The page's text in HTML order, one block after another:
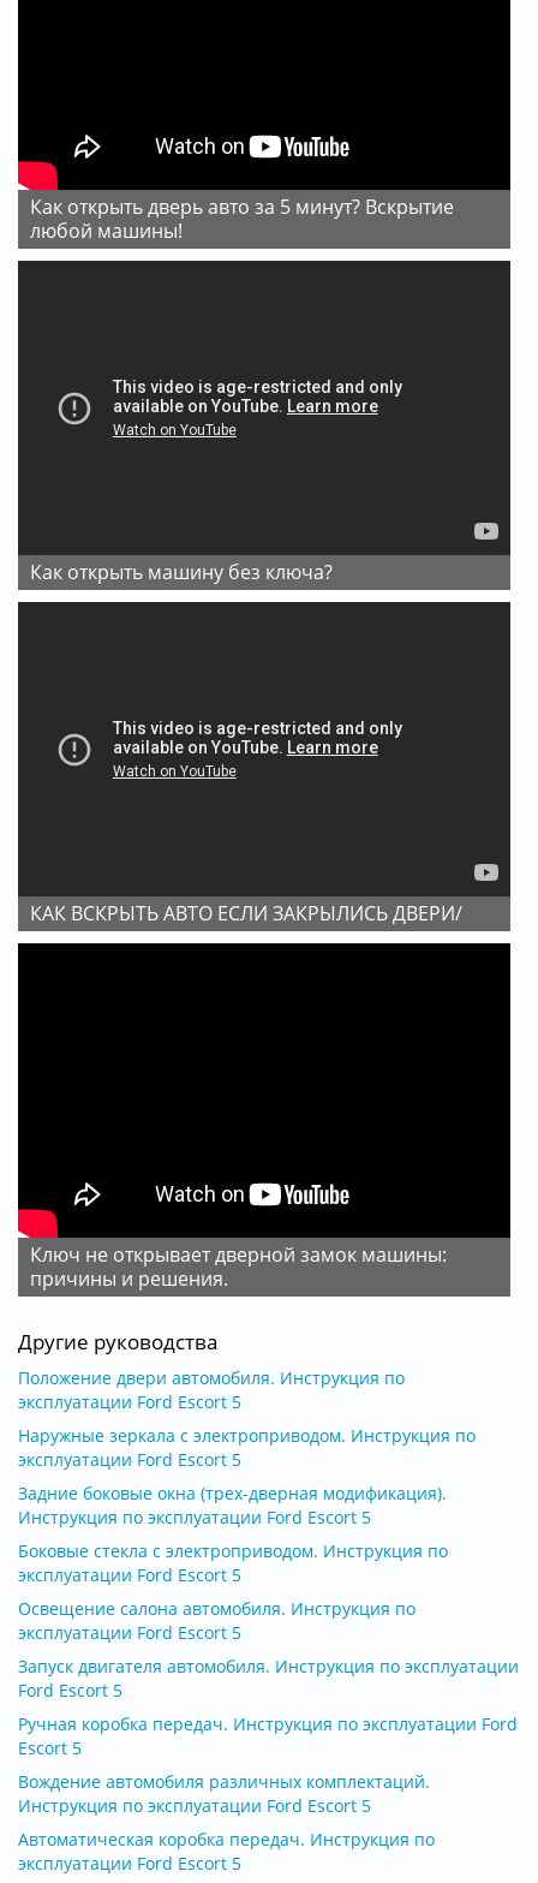
Как открыть дверь авто за 5 минут? Вскрытие
любой машины!
Как открыть машину без ключа?
КАК ВСКРЫТЬ АВТО ЕСЛИ ЗАКРЫЛИСЬ ДВЕРИ/
Ключ не открывает дверной замок машины:
причины и решения.
Другие руководства
Положение двери автомобиля. Инструкция по
эксплуатации Ford Escort 5
Наружные зеркала с электроприводом. Инструкция по
эксплуатации Ford Escort 5
Задние боковые окна (трех-дверная модификация).
Инструкция по эксплуатации Ford Escort 5
Боковые стекла с электроприводом. Инструкция по
эксплуатации Ford Escort 5
Освещение салона автомобиля. Инструкция по
эксплуатации Ford Escort 5
Запуск двигателя автомобиля. Инструкция по эксплуатации
Ford Escort 5
Ручная коробка передач. Инструкция по эксплуатации Ford
Escort 5
Вождение автомобиля различных комплектаций.
Инструкция по эксплуатации Ford Escort 5
Автоматическая коробка передач. Инструкция по
эксплуатации Ford Escort 5